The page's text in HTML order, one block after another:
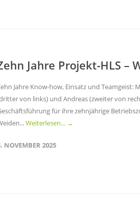
Jahre Projekt-HLS –
Jahre Know-how, Einsatz und Teamgeist:
von links) und Andreas (zweiter von
für ihre zehnjährige
Weiterlesen... →
NOVEMBER 2025